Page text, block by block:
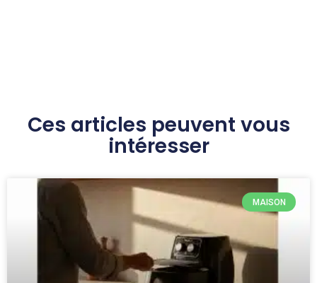
Ces articles peuvent vous
intéresser
MAISON